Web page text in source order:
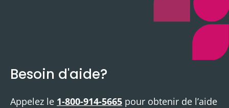
Besoin d'aide?
Appelez le 1-800-914-5665 pour obtenir de l’aide